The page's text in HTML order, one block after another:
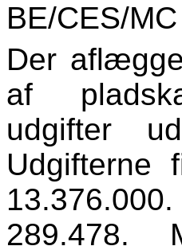
BE/CES/
Der
af
udgifter
Udgifterne
289.478.